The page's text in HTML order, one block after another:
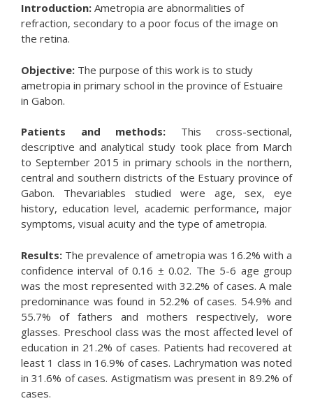
Introduction: Ametropia are abnormalities of
refraction, secondary to a poor focus of the image on
the retina.
Objective: The purpose of this work is to study
ametropia in primary school in the province of Estuaire
in Gabon.
Patients and methods: This cross-sectional,
descriptive and analytical study took place from March
to September 2015 in primary schools in the northern,
central and southern districts of the Estuary province of
Gabon. Thevariables studied were age, sex, eye
history, education level, academic performance, major
symptoms, visual acuity and the type of ametropia.
Results: The prevalence of ametropia was 16.2% with a
confidence interval of 0.16 ± 0.02. The 5-6 age group
was the most represented with 32.2% of cases. A male
predominance was found in 52.2% of cases. 54.9% and
55.7% of fathers and mothers respectively, wore
glasses. Preschool class was the most affected level of
education in 21.2% of cases. Patients had recovered at
least 1 class in 16.9% of cases. Lachrymation was noted
in 31.6% of cases. Astigmatism was present in 89.2% of
cases.